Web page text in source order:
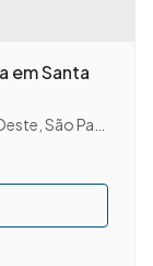
em Santa
São Paulo